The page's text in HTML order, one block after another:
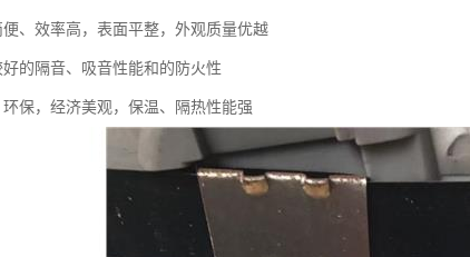
便、效率高，表面平整，外观质量优越
的隔音、吸音性能和的防火性
保，经济美观，保温、隔热性能强